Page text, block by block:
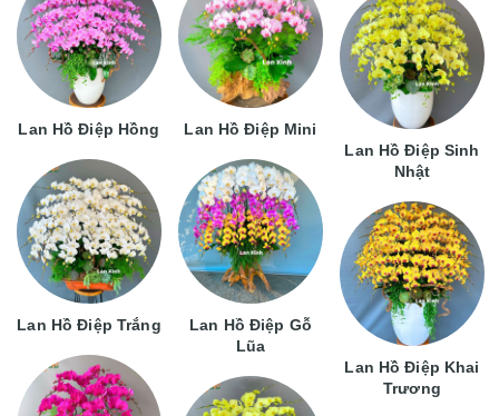
Lan Hồ Điệp Hồng
Lan Hồ Điệp Trắng
Lan Hồ Điệp Mini
Lan Hồ Điệp Gỗ
Lũa
Lan Hồ Điệp Sinh
Nhật
Lan Hồ Điệp Khai
Trương